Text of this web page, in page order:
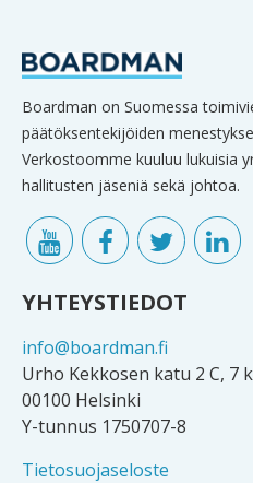
Boardman on Suomessa
päätöksentekijöiden
Verkostoomme kuuluu lukuisia
hallitusten jäseniä sekä johtoa.
YHTEYSTIEDOT
info@boardman.fi
Urho Kekkosen katu 2 C, 7
00100 Helsinki
Y-tunnus 1750707-8
Tietosuojaseloste